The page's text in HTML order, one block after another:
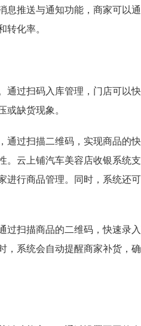
息推送与通知功能，商家可以
转化率。
过扫码入库管理，门店可以快
或缺货现象。
通过扫描二维码，实现商品的
。云上铺汽车美容店收银系统
进行商品管理。同时，系统还
过扫描商品的二维码，快速录
，系统会自动提醒商家补货，